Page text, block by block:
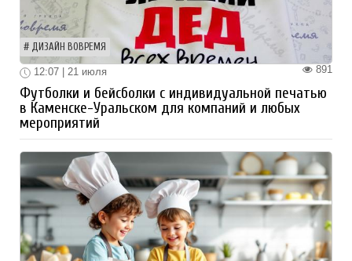
ДИЗАЙН ВОВРЕМЯ
891
12:07 | 21 июля
Футболки и бейсболки с индивидуальной печатью
в Каменске-Уральском для компаний и любых
мероприятий